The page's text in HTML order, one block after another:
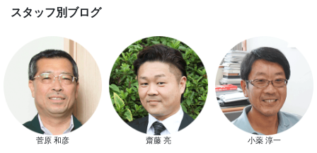
スマートハウス 完成見学会開催
菅原 和彦 齋藤 亮 小薬 淳一